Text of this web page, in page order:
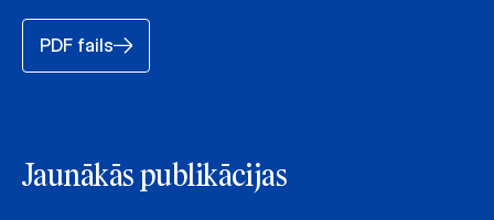
PDF fails
Jaunākās publikācijas